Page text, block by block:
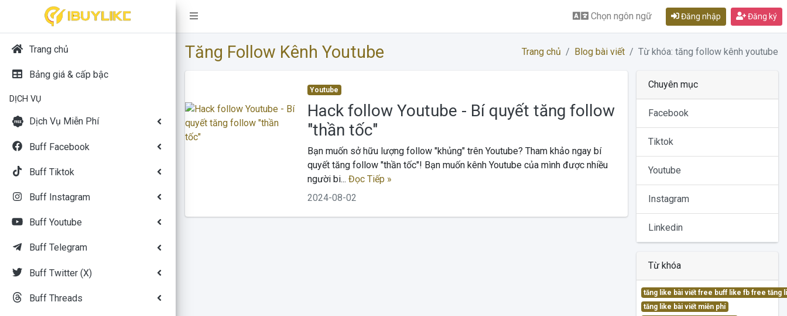
Chọn ngôn ngữ Đăng nhập Đăng ký
Trang chủ
Bảng giá & cấp bậc
DỊCH VỤ
Dịch Vụ Miễn Phí
Buff Facebook
Buff Tiktok
Buff Instagram
Buff Youtube
Buff Telegram
Buff Twitter (X)
Buff Threads
Tăng Follow Kênh Youtube Trang chủ Blog bài viết Từ khóa: tăng follow kênh youtube
Youtube
Hack follow Youtube - Bí quyết tăng follow
"thần tốc"
Bạn muốn sở hữu lượng follow "khủng" trên Youtube? Tham khảo ngay bí
quyết tăng follow "thần tốc"! Bạn muốn kênh Youtube của mình được nhiều
người bi... Đọc Tiếp »
2024-08-02
Chuyên mục
Facebook
Tiktok
Youtube
Instagram
Linkedin
Từ khóa
tăng like bài viết free buff like fb free tăng
tăng like bài viết miễn phí